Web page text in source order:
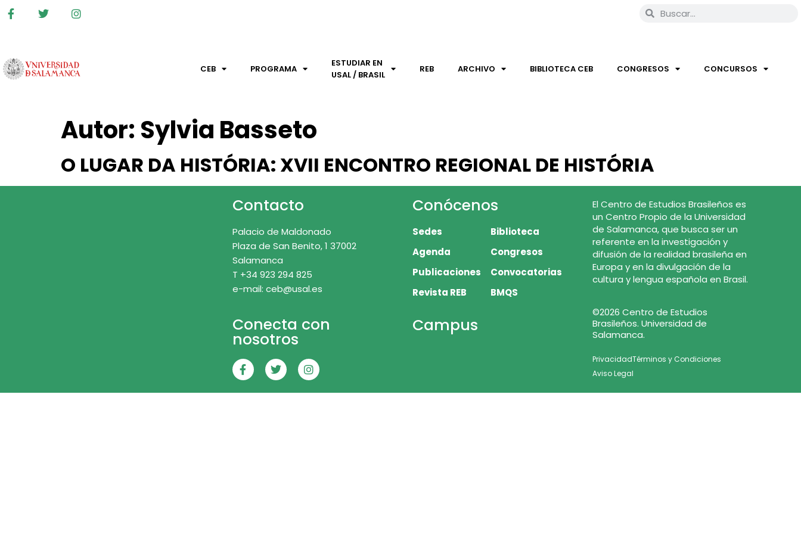
CEB PROGRAMA
ESTUDIAR EN
USAL / BRASIL
REB ARCHIVO BIBLIOTECA CEB CONGRESOS CONCURSOS
Autor: Sylvia Basseto
O LUGAR DA HISTÓRIA: XVII ENCONTRO REGIONAL DE HISTÓRIA
Contacto
Palacio de Maldonado
Plaza de San Benito, 1 37002
Salamanca
T +34 923 294 825
e-mail: ceb@usal.es
Conecta con
nosotros
Conócenos
Sedes
Agenda
Publicaciones
Revista REB
Biblioteca
Congresos
Convocatorias
BMQS
Campus
El Centro de Estudios Brasileños es
un Centro Propio de la Universidad
de Salamanca, que busca ser un
referente en la investigación y
difusión de la realidad brasileña en
Europa y en la divulgación de la
cultura y lengua española en Brasil.
©2026 Centro de Estudios
Brasileños. Universidad de
Salamanca.
PrivacidadTérminos y Condiciones
Aviso Legal